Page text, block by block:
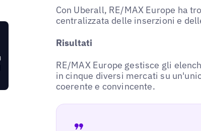
Con Uberall, RE/MAX Europe ha
centralizzata delle inserzioni e
Risultati
RE/MAX Europe gestisce gli
in cinque diversi mercati su
coerente e convincente.